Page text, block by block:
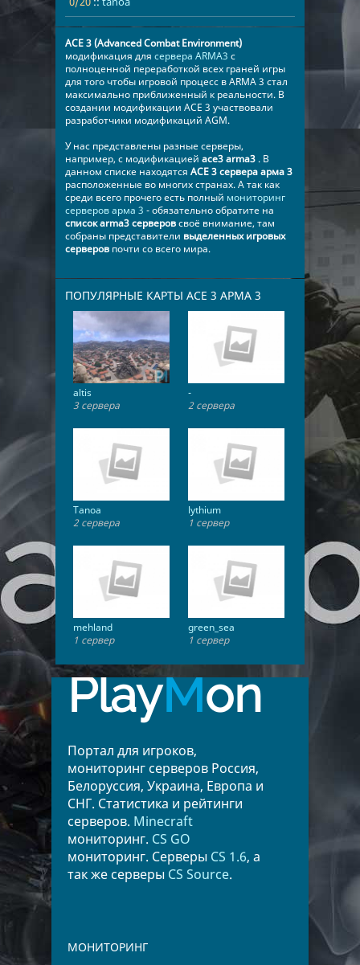
​ACE 3 (Advanced Combat Environment)
модификация для сервера ARMA3 с
полноценной переработкой всех граней игры
для того чтобы игровой процесс в ARMA 3 стал
максимально приближенный к реальности. В
создании модификации ACE 3 участвовали
разработчики модификаций AGM.
​У нас представлены разные серверы,
например, с модификацией ace3 arma3 . В
данном списке находятся ​​​​​​​​ACE 3 сервера арма 3
расположенные во многих странах. А так как
среди всего прочего есть полный мониторинг
серверов арма 3 - обязательно обратите на
список arma3 серверовсвоё внимание, там
собраны представители выделенных игровых
серверов почти со всего мира.
ПОПУЛЯРНЫЕ КАРТЫ ​​​​​​​​ACE 3 АРМА 3
altis
3 сервера
-
2 сервера
Tanoa
2 сервера
lythium
1 сервер
mehland
1 сервер
green_sea
1 сервер
PlayMon
Портал для игроков,
мониторинг серверов Россия,
Белоруссия, Украина, Европа и
СНГ. Статистика и рейтинги
серверов. Minecraft
мониторинг. CS GO
мониторинг. Серверы CS 1.6, а
так же серверы CS Source.
МОНИТОРИНГ